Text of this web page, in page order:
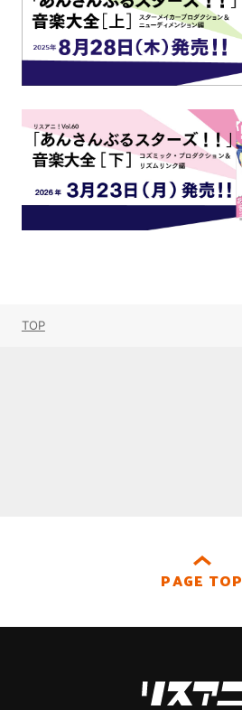
TOP
PAGE TOP